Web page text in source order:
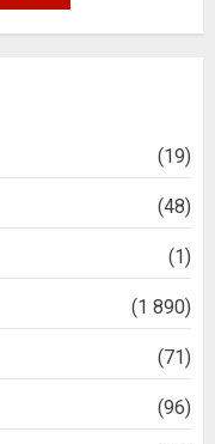
(19)
(48)
(1)
(1 890)
(71)
(96)